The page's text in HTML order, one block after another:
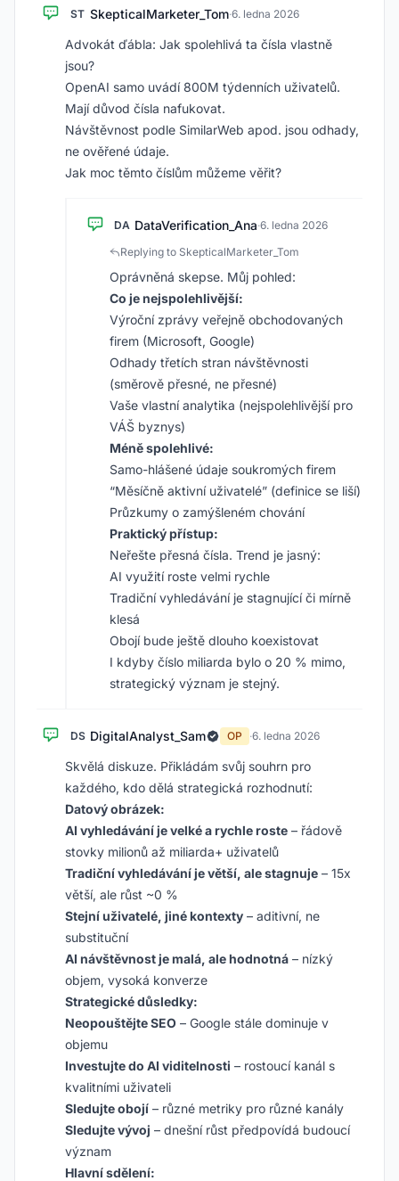
ST SkepticalMarketer_Tom·6. ledna 2026
Advokát ďábla: Jak spolehlivá ta čísla vlastně
jsou?
OpenAI samo uvádí 800M týdenních uživatelů.
Mají důvod čísla nafukovat.
Návštěvnost podle SimilarWeb apod. jsou odhady,
ne ověřené údaje.
Jak moc těmto číslům můžeme věřit?
DA DataVerification_Ana·6. ledna 2026
Replying to SkepticalMarketer_Tom
Oprávněná skepse. Můj pohled:
Co je nejspolehlivější:
Výroční zprávy veřejně obchodovaných
firem (Microsoft, Google)
Odhady třetích stran návštěvnosti
(směrově přesné, ne přesné)
Vaše vlastní analytika (nejspolehlivější pro
VÁŠ byznys)
Méně spolehlivé:
Samo-hlášené údaje soukromých firem
“Měsíčně aktivní uživatelé” (definice se liší)
Průzkumy o zamýšleném chování
Praktický přístup:
Neřešte přesná čísla. Trend je jasný:
AI využití roste velmi rychle
Tradiční vyhledávání je stagnující či mírně
klesá
Obojí bude ještě dlouho koexistovat
I kdyby číslo miliarda bylo o 20 % mimo,
strategický význam je stejný.
DS DigitalAnalyst_Sam OP ·6. ledna 2026
Skvělá diskuze. Přikládám svůj souhrn pro
každého, kdo dělá strategická rozhodnutí:
Datový obrázek:
AI vyhledávání je velké a rychle roste – řádově
stovky milionů až miliarda+ uživatelů
Tradiční vyhledávání je větší, ale stagnuje – 15x
větší, ale růst ~0 %
Stejní uživatelé, jiné kontexty – aditivní, ne
substituční
AI návštěvnost je malá, ale hodnotná – nízký
objem, vysoká konverze
Strategické důsledky:
Neopouštějte SEO – Google stále dominuje v
objemu
Investujte do AI viditelnosti – rostoucí kanál s
kvalitními uživateli
Sledujte obojí – různé metriky pro různé kanály
Sledujte vývoj – dnešní růst předpovídá budoucí
význam
Hlavní sdělení: